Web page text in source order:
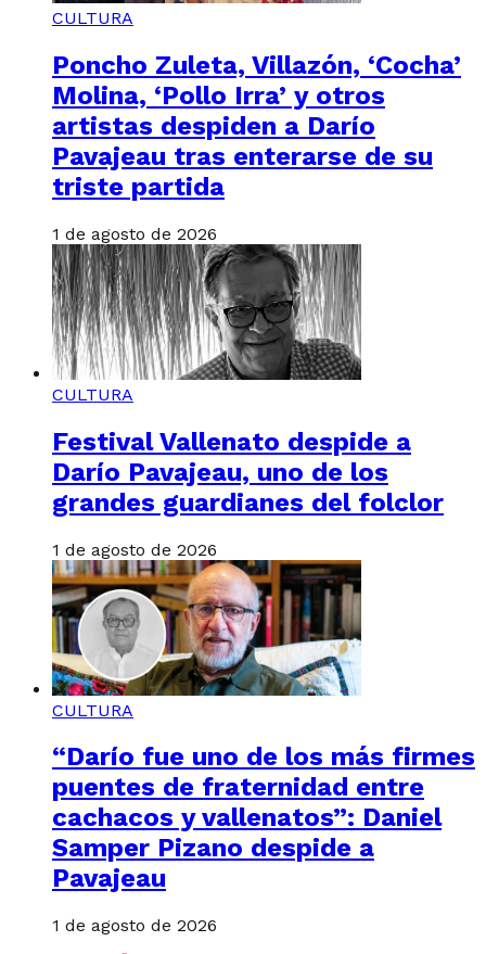
CULTURA
Poncho Zuleta, Villazón, ‘Cocha’
Molina, ‘Pollo Irra’ y otros
artistas despiden a Darío
Pavajeau tras enterarse de su
triste partida
1 de agosto de 2026
CULTURA
Festival Vallenato despide a
Darío Pavajeau, uno de los
grandes guardianes del folclor
1 de agosto de 2026
CULTURA
“Darío fue uno de los más firmes
puentes de fraternidad entre
cachacos y vallenatos”: Daniel
Samper Pizano despide a
Pavajeau
1 de agosto de 2026